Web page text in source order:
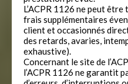
L’ACPR 1126 ne peut
frais supplémentaires
client et occasionnés
des retards, avaries,
exhaustive).
Concernant le site de
l’ACPR 1126 ne garantit